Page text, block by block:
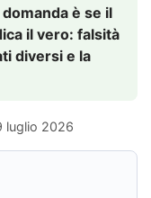
è se il
il vero: falsità
diversi e la
luglio 2026